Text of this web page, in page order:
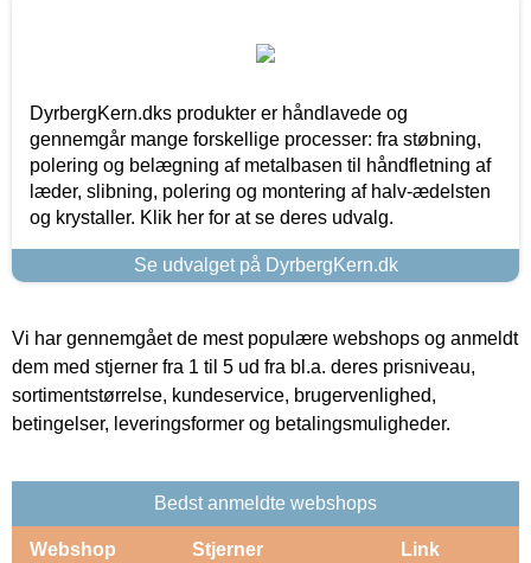
DyrbergKern.dks produkter er håndlavede og
gennemgår mange forskellige processer: fra støbning,
polering og belægning af metalbasen til håndfletning af
læder, slibning, polering og montering af halv-ædelsten
og krystaller. Klik her for at se deres udvalg.
Se udvalget på DyrbergKern.dk
Vi har gennemgået de mest populære webshops og anmeldt
dem med stjerner fra 1 til 5 ud fra bl.a. deres prisniveau,
sortimentstørrelse, kundeservice, brugervenlighed,
betingelser, leveringsformer og betalingsmuligheder.
Bedst anmeldte webshops
Webshop Stjerner Link